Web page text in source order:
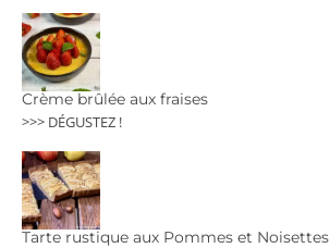
Crème brûlée aux fraises
>>> DÉGUSTEZ !
Tarte rustique aux Pommes et Noisettes